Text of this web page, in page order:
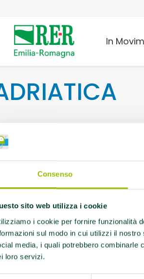
Consenso
sito web utilizza i cookie
i cookie per fornire funzionalità
sul modo in cui utilizzi il
media, i quali potrebbero combinarle
loro servizi.
In
1 47923 Rimini
- 3664462853
trova inPalestre che promuovono